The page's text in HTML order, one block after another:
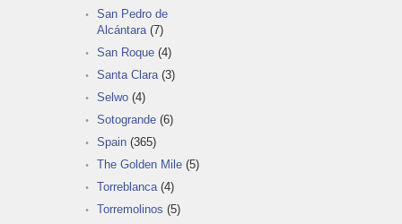
San Pedro de
Alcántara(7)
San Roque (4)
Santa Clara(3)
Selwo (4)
Sotogrande (6)
Spain (365)
The Golden Mile (5)
Torreblanca(4)
Torremolinos (5)